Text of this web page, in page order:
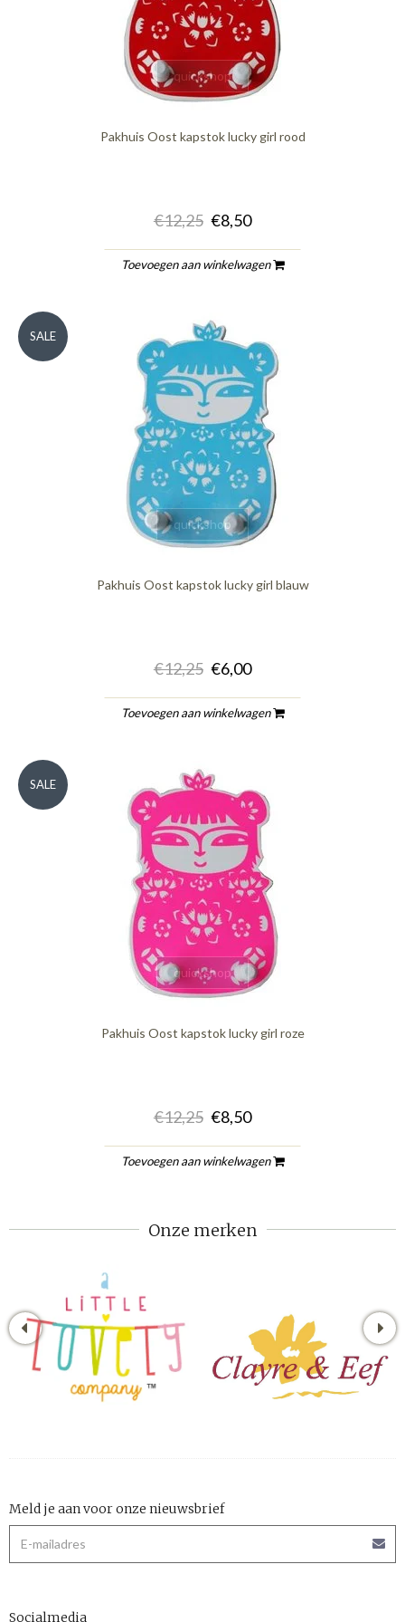
quickshop
Pakhuis Oost kapstok lucky girl rood
€12,25 €8,50
Toevoegen aan winkelwagen
quickshop
SALE
Pakhuis Oost kapstok lucky girl blauw
€12,25 €6,00
Toevoegen aan winkelwagen
quickshop
SALE
Pakhuis Oost kapstok lucky girl roze
€12,25 €8,50
Toevoegen aan winkelwagen
Onze merken
Meld je aan voor onze nieuwsbrief
Socialmedia